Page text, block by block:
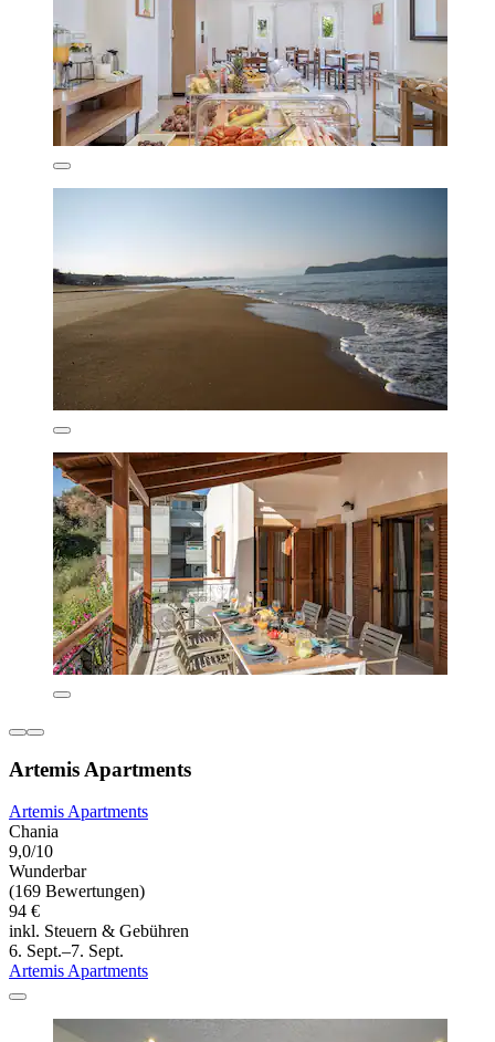
Artemis Apartments
Artemis Apartments
Chania
9,0/10
Wunderbar
(169 Bewertungen)
94 €
inkl. Steuern & Gebühren
6. Sept.–7. Sept.
Artemis Apartments